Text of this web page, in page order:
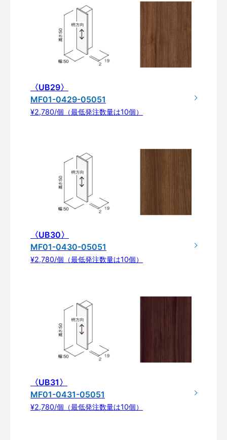
〈UB29〉
MF01-0429-05051
¥2,780/個（最低発注数量は10個）
〈UB30〉
MF01-0430-05051
¥2,780/個（最低発注数量は10個）
〈UB31〉
MF01-0431-05051
¥2,780/個（最低発注数量は10個）